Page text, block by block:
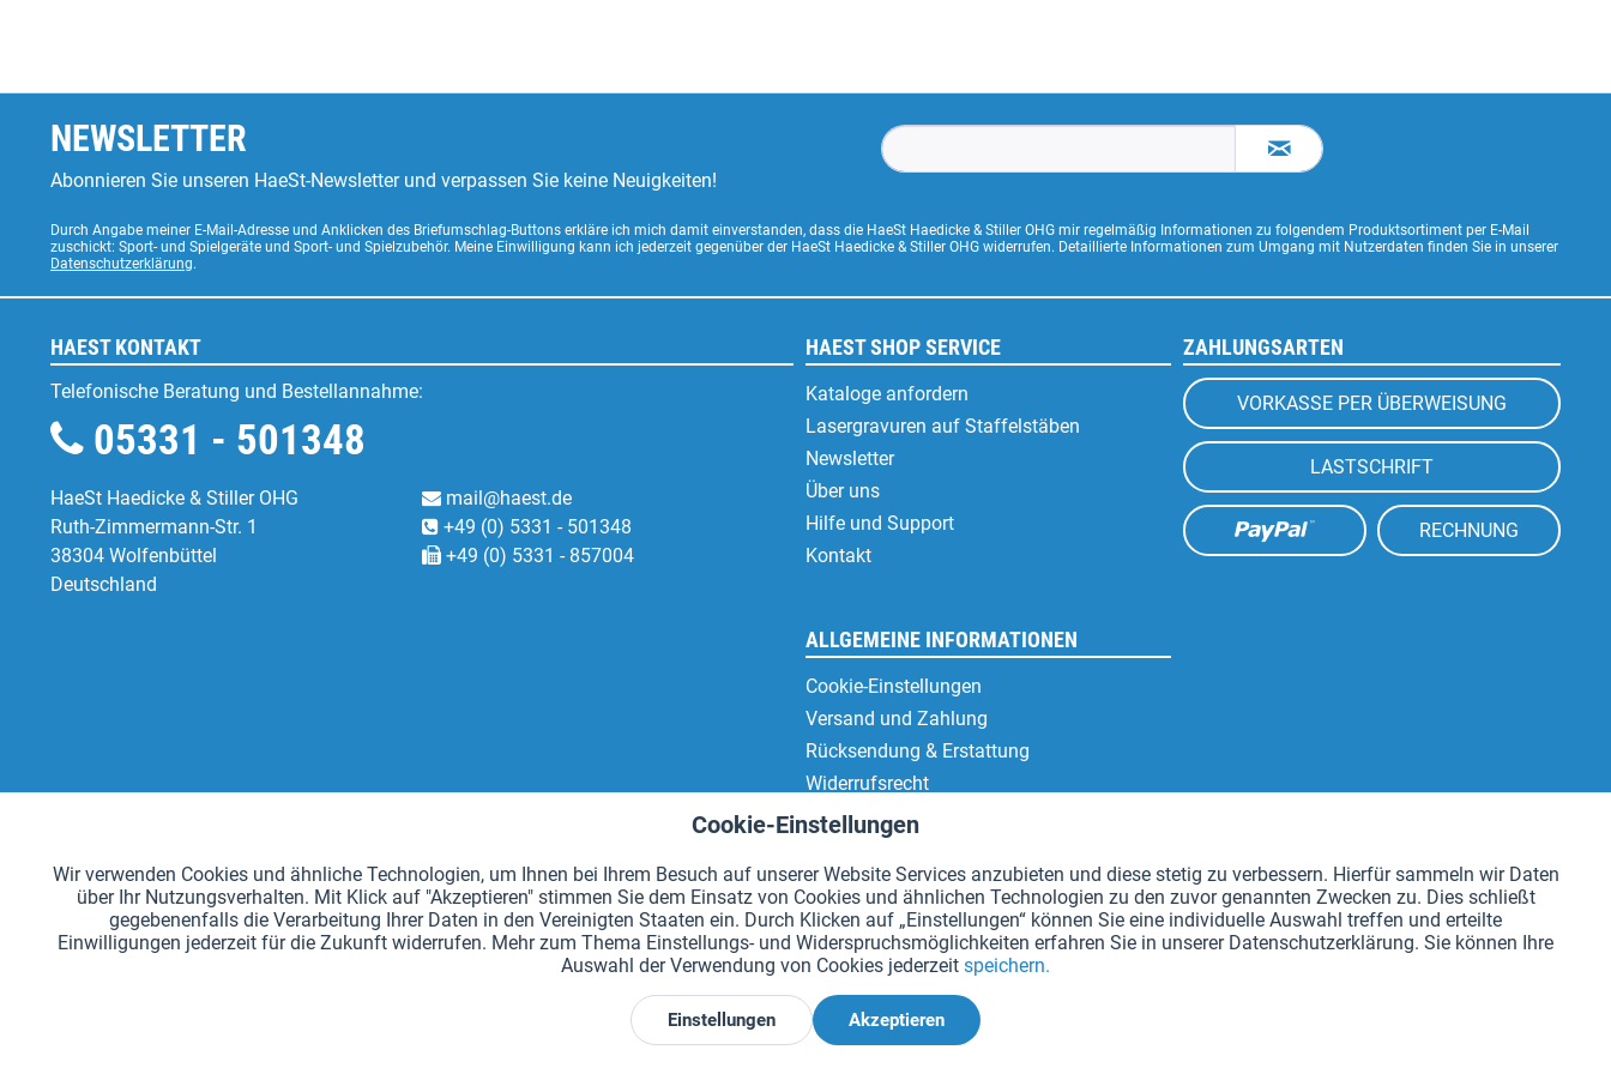
NEWSLETTER
Abonnieren Sie unseren HaeSt-Newsletter und verpassen Sie keine Neuigkeiten!
Durch Angabe meiner E-Mail-Adresse und Anklicken des Briefumschlag-Buttons erkläre ich mich damit einverstanden, dass die HaeSt Haedicke & Stiller OHG mir regelmäßig Informationen zu folgendem Produktsortiment per E-Mail
zuschickt: Sport- und Spielgeräte und Sport- und Spielzubehör. Meine Einwilligung kann ich jederzeit gegenüber der HaeSt Haedicke & Stiller OHG widerrufen. Detaillierte Informationen zum Umgang mit Nutzerdaten finden Sie in unserer
Datenschutzerklärung.
HAEST KONTAKT
Telefonische Beratung und Bestellannahme:
05331 - 501348
HaeSt Haedicke & Stiller OHG
Ruth-Zimmermann-Str. 1
38304 Wolfenbüttel
Deutschland
mail@haest.de
+49 (0) 5331 - 501348
+49 (0) 5331 - 857004
HAEST SHOP SERVICE
Kataloge anfordern
Lasergravuren auf Staffelstäben
Newsletter
Über uns
Hilfe und Support
Kontakt
ALLGEMEINE INFORMATIONEN
Cookie-Einstellungen
Versand und Zahlung
Rücksendung & Erstattung
Widerrufsrecht
Datenschutz
Impressum
ZAHLUNGSARTEN
VORKASSE PER ÜBERWEISUNG
LASTSCHRIFT
RECHNUNG
*Alle Preise inkl. Mehrwertsteuer zzgl. Versandkosten .
Widerruf erklären
Tracking Aktiv
Cookie-Einstellungen
Wir verwenden Cookies und ähnliche Technologien, um Ihnen bei Ihrem Besuch auf unserer Website Services anzubieten und diese stetig zu verbessern. Hierfür sammeln wir Daten
über Ihr Nutzungsverhalten. Mit Klick auf "Akzeptieren" stimmen Sie dem Einsatz von Cookies und ähnlichen Technologien zu den zuvor genannten Zwecken zu. Dies schließt
gegebenenfalls die Verarbeitung Ihrer Daten in den Vereinigten Staaten ein. Durch Klicken auf „Einstellungen“ können Sie eine individuelle Auswahl treffen und erteilte
Einwilligungen jederzeit für die Zukunft widerrufen. Mehr zum Thema Einstellungs- und Widerspruchsmöglichkeiten erfahren Sie in unserer Datenschutzerklärung. Sie können Ihre
Auswahl der Verwendung von Cookies jederzeit speichern.
Einstellungen Akzeptieren